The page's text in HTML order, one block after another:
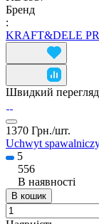
Бренд
:
KRAFT&DELE
Швидкий перегляд
1370 Грн./шт.
Uchwyt
5
556
В наявності
В кошик